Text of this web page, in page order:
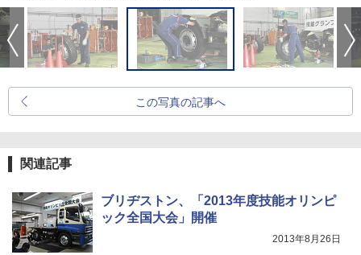
この写真の記事へ
関連記事
ブリヂストン、「2013年度技能オリンピ
ック全国大会」開催
2013年8月26日